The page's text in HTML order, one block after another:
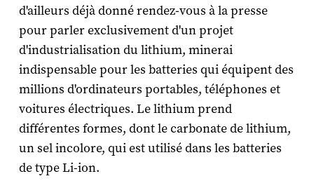
d'ailleurs déjà donné rendez-vous à la presse
pour parler exclusivement d'un projet
d'industrialisation du lithium, minerai
indispensable pour les batteries qui équipent des
millions d'ordinateurs portables, téléphones et
voitures électriques. Le lithium prend
différentes formes, dont le carbonate de lithium,
un sel incolore, qui est utilisé dans les batteries
de type Li-ion.